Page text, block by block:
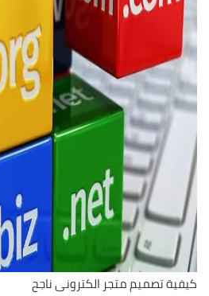
كيفية تصميم متجر الكترونى ناجح